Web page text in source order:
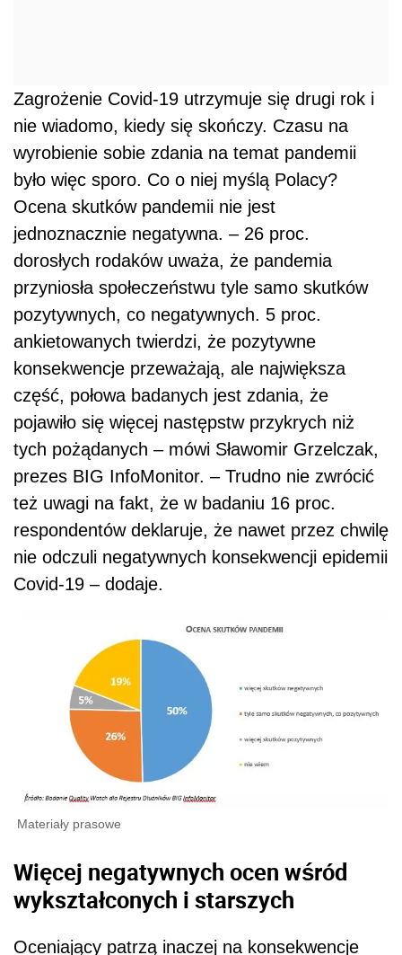
Zagrożenie Covid-19 utrzymuje się drugi rok i
nie wiadomo, kiedy się skończy. Czasu na
wyrobienie sobie zdania na temat pandemii
było więc sporo. Co o niej myślą Polacy?
Ocena skutków pandemii nie jest
jednoznacznie negatywna. – 26 proc.
dorosłych rodaków uważa, że pandemia
przyniosła społeczeństwu tyle samo skutków
pozytywnych, co negatywnych. 5 proc.
ankietowanych twierdzi, że pozytywne
konsekwencje przeważają, ale największa
część, połowa badanych jest zdania, że
pojawiło się więcej następstw przykrych niż
tych pożądanych – mówi Sławomir Grzelczak,
prezes BIG InfoMonitor. – Trudno nie zwrócić
też uwagi na fakt, że w badaniu 16 proc.
respondentów deklaruje, że nawet przez chwilę
nie odczuli negatywnych konsekwencji epidemii
Covid-19 – dodaje.
Materiały prasowe
Więcej negatywnych ocen wśród
wykształconych i starszych
Oceniający patrzą inaczej na konsekwencje